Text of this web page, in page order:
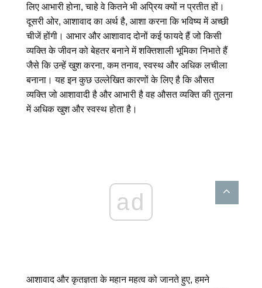
लिए आभारी होना, चाहे वे कितने भी अप्रिय क्यों न प्रतीत हों।
दूसरी ओर, आशावाद का अर्थ है, आशा करना कि भविष्य में अच्छी
चीजें होंगी। आभार और आशावाद दोनों कई फायदे हैं जो किसी
व्यक्ति के जीवन को बेहतर बनाने में शक्तिशाली भूमिका निभाते हैं
जैसे कि उन्हें खुश करना, कम तनाव, स्वस्थ और अधिक लचीला
बनाना। यह इन कुछ उल्लेखित कारणों के लिए है कि औसत
व्यक्ति जो आशावादी है और आभारी है वह औसत व्यक्ति की तुलना
में अधिक खुश और स्वस्थ होता है।
ad
आशावाद और कृतज्ञता के महान महत्व को जानते हुए, हमने